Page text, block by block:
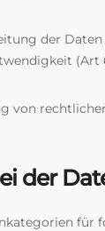
der
(Art
von
der
für